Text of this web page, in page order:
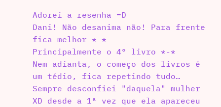
Adorei a resenha =D
Dani! Não desanima não! Para frente
fica melhor *-*
Principalmente o 4º livro *-*
Nem adianta, o começo dos livros é
um tédio, fica repetindo tudo…
Sempre desconfiei "daquela" mulher
XD desde a 1ª vez que ela apareceu